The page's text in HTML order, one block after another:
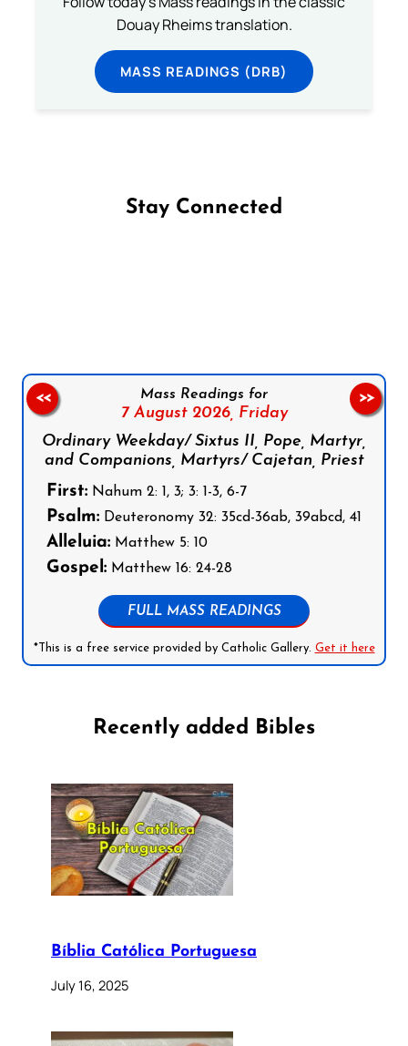
Douay Rheims translation.
MASS READINGS (DRB)
Stay Connected
Mass Readings for
7 August 2026, Friday
Ordinary Weekday/ Sixtus II, Pope, Martyr,
and Companions, Martyrs/ Cajetan, Priest
First: Nahum 2: 1, 3; 3: 1-3, 6-7
Psalm: Deuteronomy 32: 35cd-36ab, 39abcd, 41
Alleluia: Matthew 5: 10
Gospel: Matthew 16: 24-28
FULL MASS READINGS
*This is a free service provided by Catholic Gallery. Get it here
<< >>
Recently added Bibles
Bíblia Católica Portuguesa
July 16, 2025